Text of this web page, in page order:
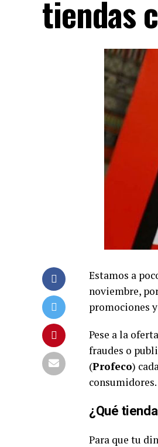
tiendas
Estamos a
noviembre,
promociones
Pese a la
fraudes o
(Profeco)
consumidores.
¿Qué
Para que tu